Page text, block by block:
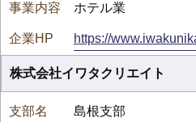
ホテル業
https://
株式会社イワタクリエイト
島根支部